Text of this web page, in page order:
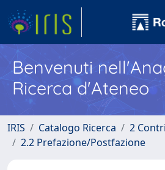
Benvenuti
Ricerca d'Ateneo
IRIS Catalogo Ricerca
2
2.2 Prefazione/Postfazione